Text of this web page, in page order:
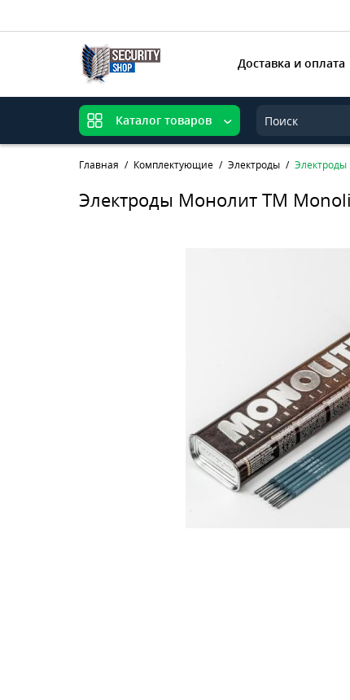
Доставка и оплата
Каталог товаров
Главная Комплектующие Электроды Электроды
Электроды Монолит TM